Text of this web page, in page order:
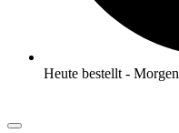
Heute bestellt -